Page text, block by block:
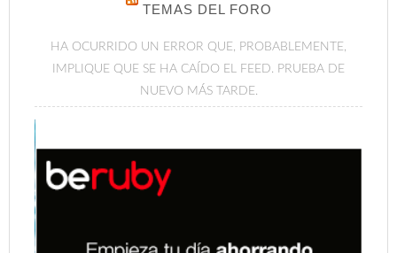
TEMAS DEL FORO
HA OCURRIDO UN ERROR QUE, PROBABLEMENTE,
IMPLIQUE QUE SE HA CAÍDO EL FEED. PRUEBA DE
NUEVO MÁS TARDE.